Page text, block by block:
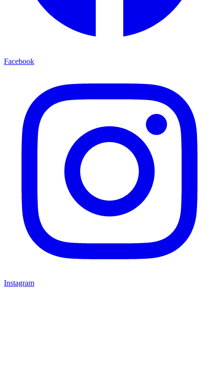
Facebook
Instagram